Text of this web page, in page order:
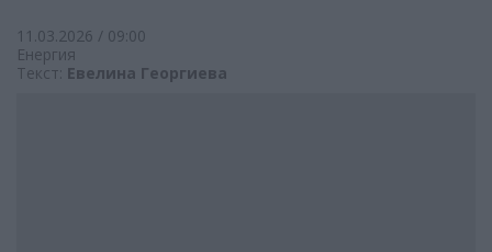
11.03.2026 / 09:00
Енергия
Текст: Евелина Георгиева